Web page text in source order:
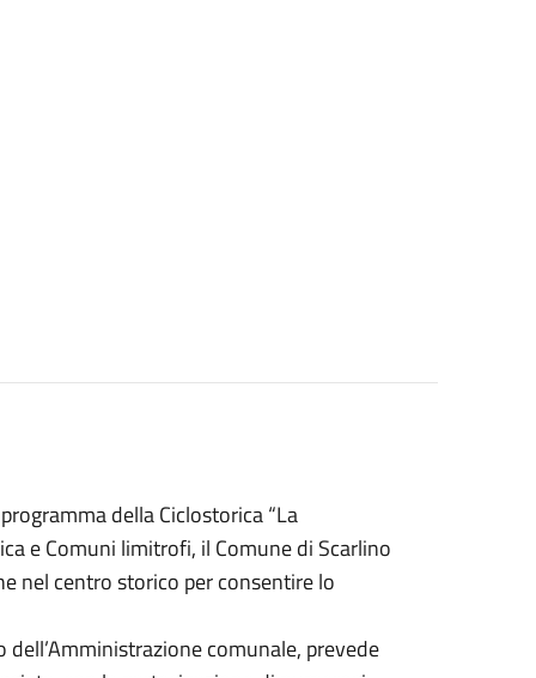
della Ciclostorica “La
e Comuni limitrofi, il Comune di Scarlino
nel centro storico per consentire lo
comunale, prevede